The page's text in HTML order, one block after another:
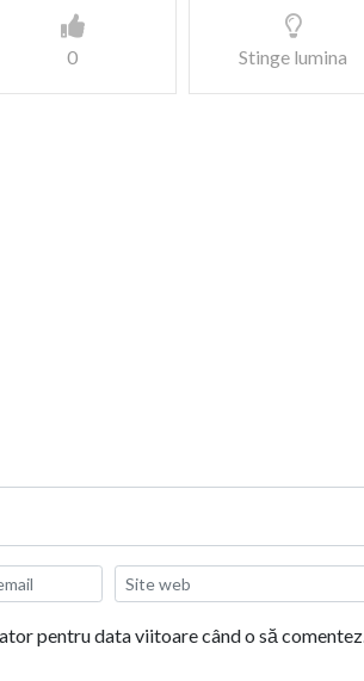
0 Stinge lumina
pentru data viitoare când o să comentez.